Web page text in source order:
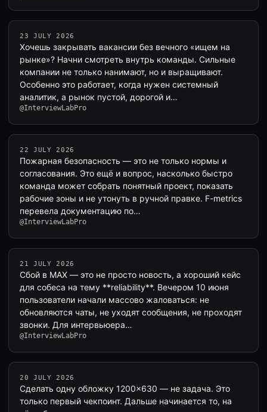
23 JULY 2026
Хочешь закрывать вакансии без вечного «ищем на
рынке»? Начни смотреть внутрь команды. Сильные
компании не только нанимают, но и выращивают.
Особенно это работает, когда нужен системный
аналитик, а рынок пустой, дорогой и…
@InterviewLabPro
22 JULY 2026
Пожарная безопасность — это не только нормы и
согласования. Это ещё и вопрос, насколько быстро
команда может собрать понятный проект, показать
рабочие зоны и не утонуть в ручной правке. F-metrics
перевела документацию по…
@InterviewLabPro
21 JULY 2026
Сбой в MAX — это не просто новость, а хороший кейс
для собеса на тему **reliability**. Вечером 10 июня
пользователи начали массово жаловаться: не
обновляются чаты, не уходят сообщения, не проходят
звонки. Для интервьюера…
@InterviewLabPro
20 JULY 2026
Сделать одну обложку 1200×630 — не задача. Это
только первый чекпоинт. Дальше начинается то, на